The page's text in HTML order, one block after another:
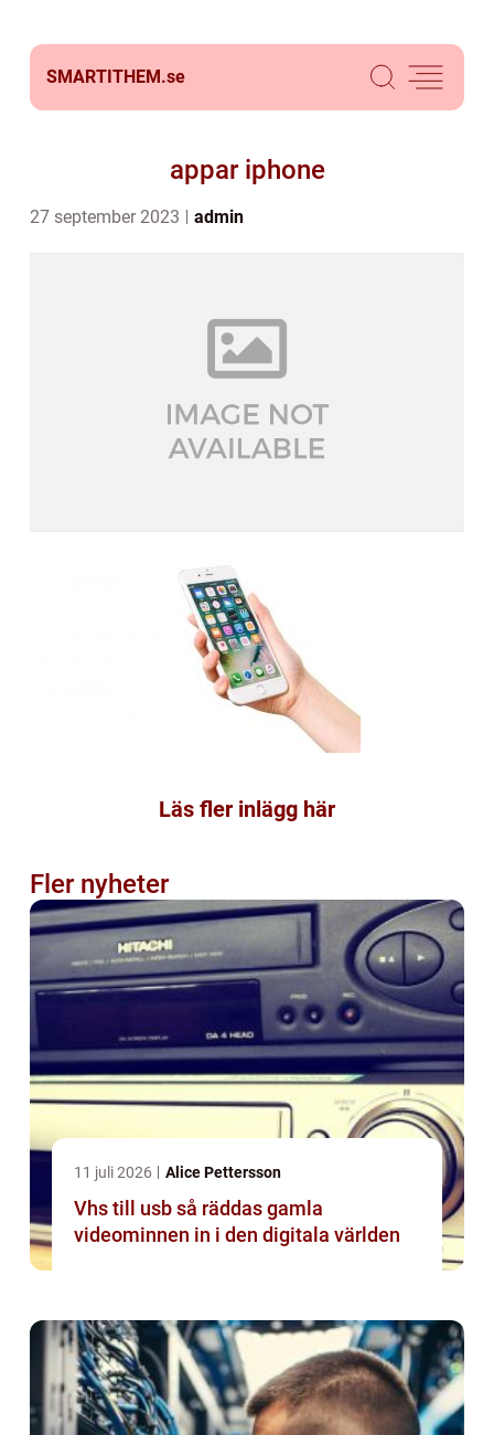
SMARTITHEM.se
appar iphone
27 september 2023 admin
Läs fler inlägg här
Fler nyheter
11 juli 2026 Alice Pettersson
Vhs till usb så räddas gamla
videominnen in i den digitala världen